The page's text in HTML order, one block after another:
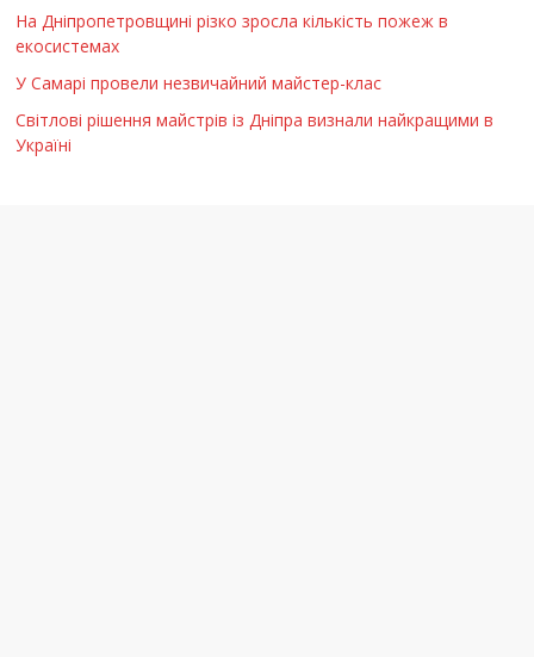
На Дніпропетровщині різко зросла кількість пожеж в
екосистемах
У Самарі провели незвичайний майстер-клас
Світлові рішення майстрів із Дніпра визнали найкращими в
Україні